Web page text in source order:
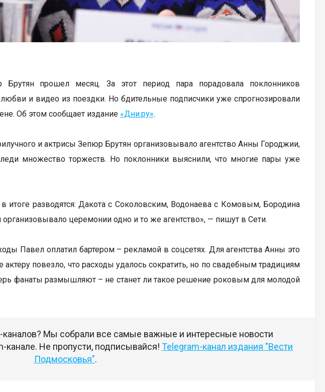
прошел месяц. За этот период пара порадовала поклонников
и видео из поездки. Но бдительные подписчики уже спрогнозировали
Об этом сообщает издание «Дни.ру».
и актрисы Зепюр Брутян организовывало агентство Анны Городжии,
множество торжеств. Но поклонники выяснили, что многие пары уже
итоге разводятся: Дакота с Соколовским, Водонаева с Комовым, Бородина
церемонии одно и то же агентство», — пишут в Сети.
Павел оплатил бартером – рекламой в соцсетях. Для агентства Анны это
повезло, что расходы удалось сократить, но по свадебным традициям
фанаты размышляют – не станет ли такое решение роковым для молодой
каналов? Мы собрали все самые важные и интересные новости
канале. Не пропусти, подписывайся! Telegram-канал издания "Вести
Подмосковья".